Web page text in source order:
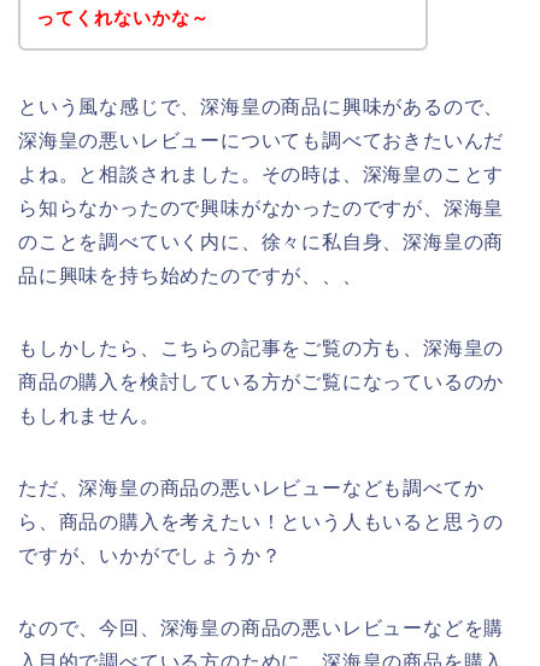
ってくれないかな～
という風な感じで、深海皇の商品に興味があるので、
深海皇の悪いレビューについても調べておきたいんだ
よね。と相談されました。その時は、深海皇のことす
ら知らなかったので興味がなかったのですが、深海皇
のことを調べていく内に、徐々に私自身、深海皇の商
品に興味を持ち始めたのですが、、、
もしかしたら、こちらの記事をご覧の方も、深海皇の
商品の購入を検討している方がご覧になっているのか
もしれません。
ただ、深海皇の商品の悪いレビューなども調べてか
ら、商品の購入を考えたい！という人もいると思うの
ですが、いかがでしょうか？
なので、今回、深海皇の商品の悪いレビューなどを購
入目的で調べている方のために、深海皇の商品を購入